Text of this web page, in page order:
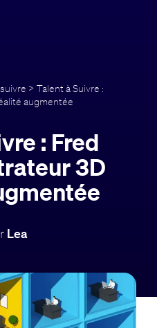
> Talent à Suivre :
augmentée
: Fred
3D
Lea